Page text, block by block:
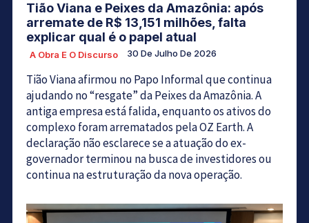
Tião Viana e Peixes da Amazônia: após
arremate de R$ 13,151 milhões, falta
explicar qual é o papel atual
A Obra E O Discurso 30 De Julho De 2026
Tião Viana afirmou no Papo Informal que continua
ajudando no “resgate” da Peixes da Amazônia. A
antiga empresa está falida, enquanto os ativos do
complexo foram arrematados pela OZ Earth. A
declaração não esclarece se a atuação do ex-
governador terminou na busca de investidores ou
continua na estruturação da nova operação.